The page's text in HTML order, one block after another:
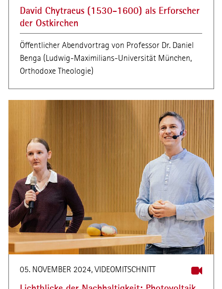
David Chytraeus (1530-1600) als Erforscher
der Ostkirchen
Öffentlicher Abendvortrag von Professor Dr. Daniel
Benga (Ludwig-Maximilians-Universität München,
Orthodoxe Theologie)
05. NOVEMBER 2024, VIDEOMITSCHNITT